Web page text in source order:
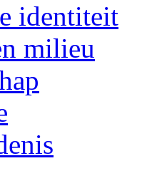
identiteit
milieu